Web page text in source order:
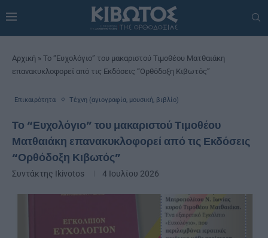
Αρχική » Το “Ευχολόγιο” του μακαριστού Τιμοθέου Ματθαιάκη
επανακυκλοφορεί από τις Εκδόσεις “Ορθόδοξη Κιβωτός”
Επικαιρότητα Τέχνη (αγιογραφία, μουσική, βιβλίο)
Το “Ευχολόγιο” του μακαριστού Τιμοθέου
Ματθαιάκη επανακυκλοφορεί από τις Εκδόσεις
“Ορθόδοξη Κιβωτός”
Συντάκτης Ikivotos 4 Ιουλίου 2026